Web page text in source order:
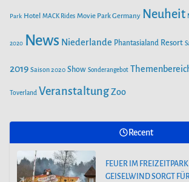
Park Hotel MACK Rides Movie Park Germany Neuheit
2020 News Niederlande Phantasialand Resort
2019 Saison 2020 Show Sonderangebot
Toverland VeranstaltungZoo
Recent
FEUER IM
GEISELWIND SORGT